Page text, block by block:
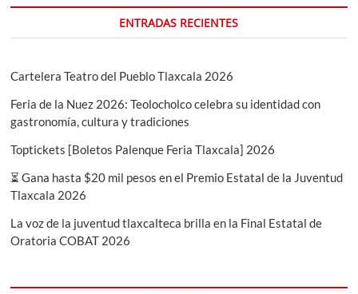
torneo
ENTRADAS RECIENTES
Cartelera Teatro del Pueblo Tlaxcala 2026
Feria de la Nuez 2026: Teolocholco celebra su identidad con
gastronomía, cultura y tradiciones
Toptickets [Boletos Palenque Feria Tlaxcala] 2026
⏳ Gana hasta $20 mil pesos en el Premio Estatal de la Juventud
Tlaxcala 2026
La voz de la juventud tlaxcalteca brilla en la Final Estatal de
Oratoria COBAT 2026